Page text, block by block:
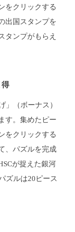
をクリックする
出国スタンプを
タンプがもらえ
」（ボーナス）
す。集めたピー
をクリックする
、パズルを完成
が捉えた銀河
ズルは20ピース